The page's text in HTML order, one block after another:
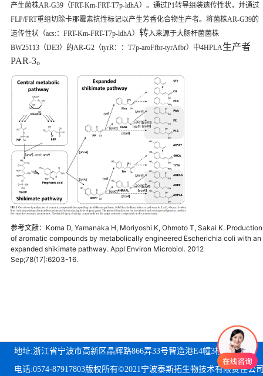
产生菌株AR-G39（FRT-Km-FRT-T7p-ldhA）。通过P1转导组装遗传性状，并通过
FLP/FRT重组切除卡那霉素抗性标记以产生芳香化合物生产者。将菌株AR-G39的
遗传性状（acs:：FRT-Km-FRT-T7p-ldhA） 转入来源于大肠杆菌菌株
BW25113（DE3）的AR-G2（tyrR：：T7p-aroFfbr-tyrAfbr）中4HPLA生产者
PAR-3。
参考文献：Koma D, Yamanaka H, Moriyoshi K, Ohmoto T, Sakai K. Production
of aromatic compounds by metabolically engineered Escherichia coli with an
expanded shikimate pathway. Appl Environ Microbiol. 2012
Sep;78(17):6203-16.
地址:浙江省宁波市高新区晶辉路866弄33号智造港E4幢3楼
电话:0574-87917803版权所有©2021宁波泰斯拓生物技术有限责任公